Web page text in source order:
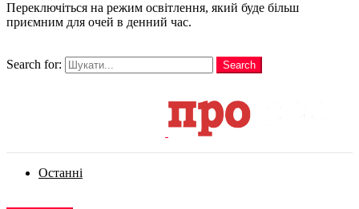
Переключіться на режим освітлення, який буде більш
приємним для очей в денний час.
Search for:
Search
Останні